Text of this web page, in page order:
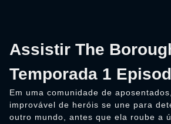
Assistir The
Temporada 1
Em uma comunidade de
improvável de heróis se une para
outro mundo, antes que ela roube a